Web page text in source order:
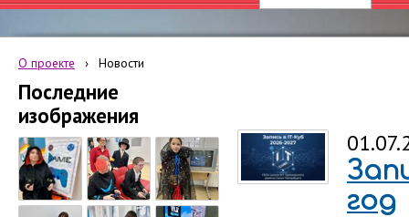
О проекте › Новости
Последние
изображения
год